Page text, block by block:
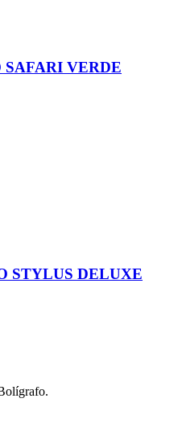
VERDE
STYLUS DELUXE